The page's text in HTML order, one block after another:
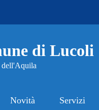
di Lucoli
Novità Servizi